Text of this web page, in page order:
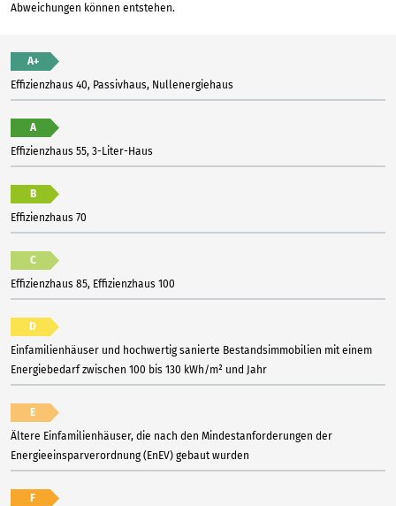
Abweichungen können entstehen.
A+
Effizienzhaus 40, Passivhaus, Nullenergiehaus
A
Effizienzhaus 55, 3-Liter-Haus
B
Effizienzhaus 70
C
Effizienzhaus 85, Effizienzhaus 100
D
Einfamilienhäuser und hochwertig sanierte Bestandsimmobilien mit einem
Energiebedarf zwischen 100 bis 130 kWh/m² und Jahr
E
Ältere Einfamilienhäuser, die nach den Mindestanforderungen der
Energieeinsparverordnung (EnEV) gebaut wurden
F